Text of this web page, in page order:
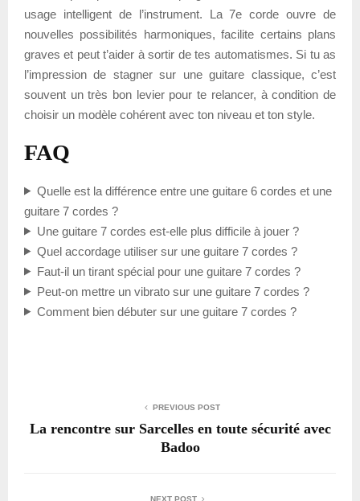
usage intelligent de l’instrument. La 7e corde ouvre de
nouvelles possibilités harmoniques, facilite certains plans
graves et peut t’aider à sortir de tes automatismes. Si tu as
l’impression de stagner sur une guitare classique, c’est
souvent un très bon levier pour te relancer, à condition de
choisir un modèle cohérent avec ton niveau et ton style.
FAQ
Quelle est la différence entre une guitare 6 cordes et une
guitare 7 cordes ?
Une guitare 7 cordes est-elle plus difficile à jouer ?
Quel accordage utiliser sur une guitare 7 cordes ?
Faut-il un tirant spécial pour une guitare 7 cordes ?
Peut-on mettre un vibrato sur une guitare 7 cordes ?
Comment bien débuter sur une guitare 7 cordes ?
PREVIOUS POST
La rencontre sur Sarcelles en toute sécurité avec
Badoo
NEXT POST